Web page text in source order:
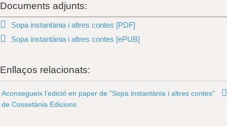
Documents adjunts:
Sopa instantània i altres contes [PDF]
Sopa instantània i altres contes [ePUB]
Enllaços relacionats:
Aconsegueix l'edició en paper de "Sopa instantània i altres contes"
de Cossetània Edicions